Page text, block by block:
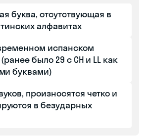
буква, отсутствующая в
алфавитах
испанском
было 29 с CH и LL как
буквами)
произносятся четко и
в безударных